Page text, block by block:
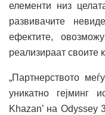
елементи низ
развивачите
ефектите,
реализираат своите
„Партнерството
уникатно гејминг
Khazan’ на Odyssey